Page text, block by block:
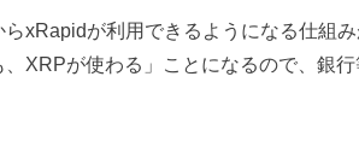
xRapidが利用できるようになる仕組
XRPが使わる」ことになるので、銀